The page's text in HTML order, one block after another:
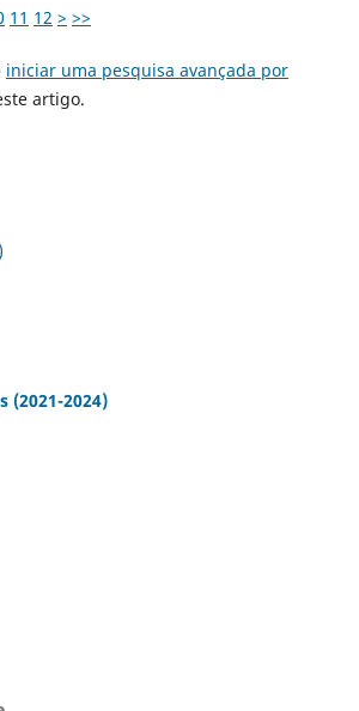
11 12 > >>
iniciar uma pesquisa avançada por
artigo.
(2021-2024)